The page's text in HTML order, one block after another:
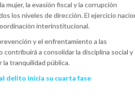
la evasión fiscal y la corrupción
los niveles de dirección. El ejercicio
interinstitucional.
y el enfrentamiento a las
a consolidar la disciplina social y
la tranquilidad pública.
delito inicia su cuarta fase